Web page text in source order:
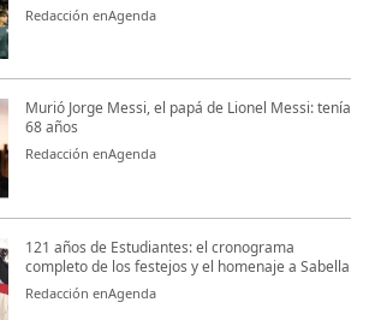
Redacción enAgenda
Murió Jorge Messi, el papá de Lionel Messi: tenía
68 años
Redacción enAgenda
121 años de Estudiantes: el cronograma
completo de los festejos y el homenaje a Sabella
Redacción enAgenda